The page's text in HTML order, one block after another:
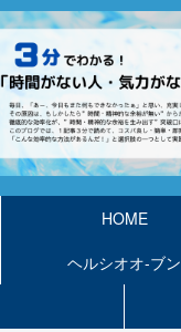
HOME
ヘルシオオ-ブン